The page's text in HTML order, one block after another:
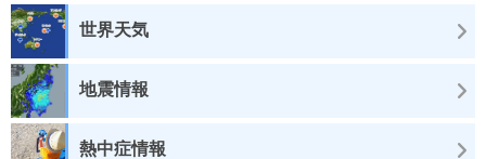
世界天気
地震情報
熱中症情報